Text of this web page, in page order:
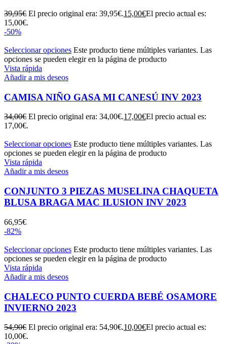
39,95€ El precio original era: 39,95€.15,00€El precio actual es:
15,00€.
-50%
Seleccionar opciones Este producto tiene múltiples variantes. Las
opciones se pueden elegir en la página de producto
Vista rápida
Añadir a mis deseos
CAMISA NIÑO GASA MI CANESÚ INV 2023
34,00€ El precio original era: 34,00€.17,00€El precio actual es:
17,00€.
Seleccionar opciones Este producto tiene múltiples variantes. Las
opciones se pueden elegir en la página de producto
Vista rápida
Añadir a mis deseos
CONJUNTO 3 PIEZAS MUSELINA CHAQUETA
BLUSA BRAGA MAC ILUSION INV 2023
66,95€
-82%
Seleccionar opciones Este producto tiene múltiples variantes. Las
opciones se pueden elegir en la página de producto
Vista rápida
Añadir a mis deseos
CHALECO PUNTO CUERDA BEBÉ OSAMORE
INVIERNO 2023
54,90€ El precio original era: 54,90€.10,00€El precio actual es:
10,00€.